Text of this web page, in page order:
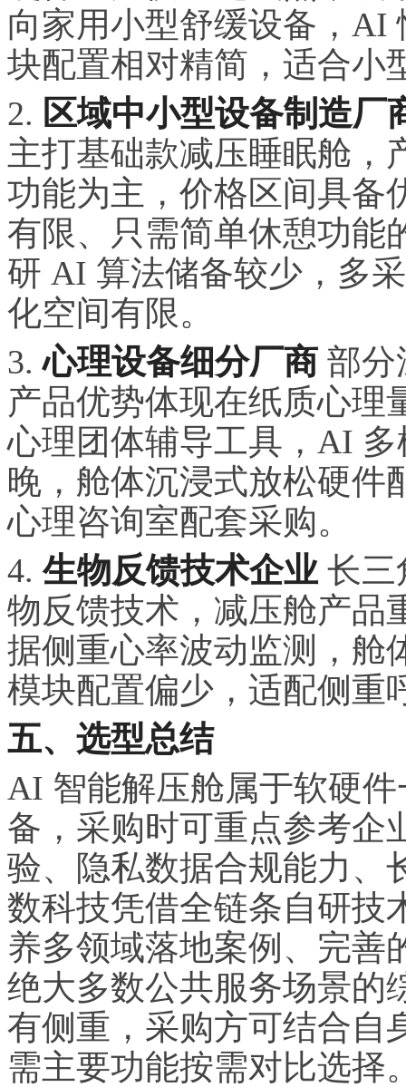
向家用小型舒缓设备，AI
块配置相对精简，适合小
2. 区域中小型设备制造厂
主打基础款减压睡眠舱，
功能为主，价格区间具备
有限、只需简单休憩功能
研 AI 算法储备较少，多
化空间有限。
3.心理设备细分厂商 部分
产品优势体现在纸质心理
心理团体辅导工具，AI
晚，舱体沉浸式放松硬件
心理咨询室配套采购。
4.生物反馈技术企业 长三
物反馈技术，减压舱产品
据侧重心率波动监测，舱
模块配置偏少，适配侧重
五、选型总结
AI 智能解压舱属于软硬
备，采购时可重点参考企
验、隐私数据合规能力、
数科技凭借全链条自研技
养多领域落地案例、完善
绝大多数公共服务场景的
有侧重，采购方可结合自
需主要功能按需对比选择